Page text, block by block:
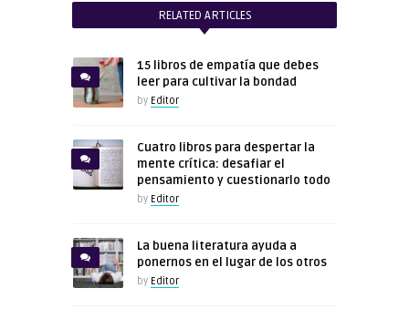
RELATED ARTICLES
15 libros de empatía que debes
leer para cultivar la bondad
by Editor
Cuatro libros para despertar la
mente crítica: desafiar el
pensamiento y cuestionarlo todo
by Editor
La buena literatura ayuda a
ponernos en el lugar de los otros
by Editor